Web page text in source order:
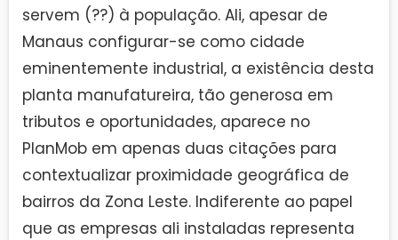
servem (??) à população. Ali, apesar de
Manaus configurar-se como cidade
eminentemente industrial, a existência desta
planta manufatureira, tão generosa em
tributos e oportunidades, aparece no
PlanMob em apenas duas citações para
contextualizar proximidade geográfica de
bairros da Zona Leste. Indiferente ao papel
que as empresas ali instaladas representa